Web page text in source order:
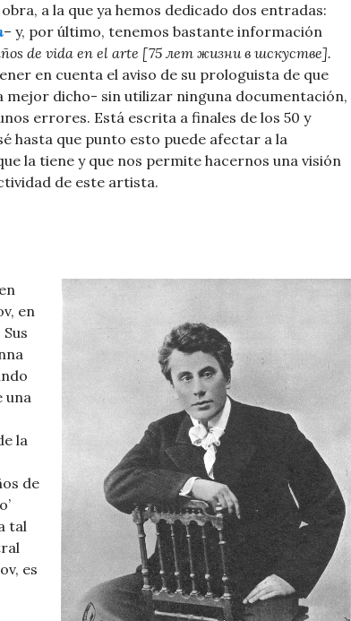
a la que ya hemos dedicado dos entradas:
– y, por último, tenemos bastante información
de vida en el arte [75 лет жизни в шскустве].
en cuenta el aviso de su prologuista de que
mejor dicho- sin utilizar ninguna documentación,
errores. Está escrita a finales de los 50 y
hasta que punto esto puede afectar a la
la tiene y que nos permite hacernos una visión
de este artista.
en
una
la
de
tal
es